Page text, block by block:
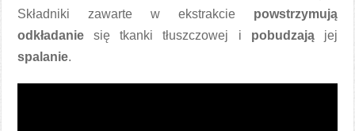
Składniki zawarte w ekstrakcie powstrzymują
odkładanie się tkanki tłuszczowej i pobudzająjej
spalanie.